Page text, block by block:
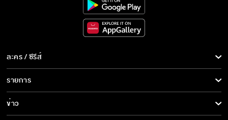
อยู่ๆ หัวใจก็เต้นแรง
ไม่ทำให้พี่อ้อมผิดหวัง
ละคร / ซีรีส์
ละคร/ซีรีส์
ซีรีส์นานาชาติ
การ์ตูน & เกม
รายการ
รายการทั้งหมด
ข่าว